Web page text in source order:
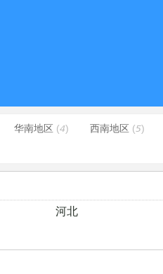
华南地区 (4) 西南地区 (5)
河北